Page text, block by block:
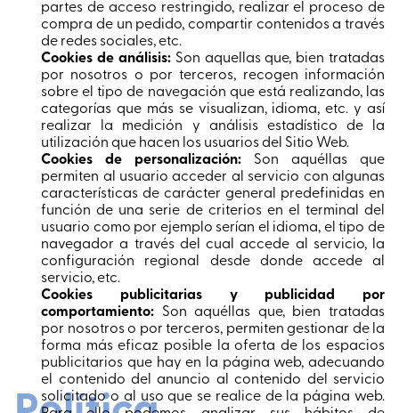
partes de acceso restringido, realizar el proceso de
compra de un pedido, compartir contenidos a través
de redes sociales, etc.
Cookies de análisis:Son aquellas que, bien tratadas
por nosotros o por terceros, recogen información
sobre el tipo de navegación que está realizando, las
categorías que más se visualizan, idioma, etc. y así
realizar la medición y análisis estadístico de la
utilización que hacen los usuarios del Sitio Web.
Cookies de personalización: Son aquéllas que
permiten al usuario acceder al servicio con algunas
características de carácter general predefinidas en
función de una serie de criterios en el terminal del
usuario como por ejemplo serían el idioma, el tipo de
navegador a través del cual accede al servicio, la
configuración regional desde donde accede al
servicio, etc.
Cookies publicitarias y publicidad por
comportamiento: Son aquéllas que, bien tratadas
por nosotros o por terceros, permiten gestionar de la
forma más eficaz posible la oferta de los espacios
publicitarios que hay en la página web, adecuando
el contenido del anuncio al contenido del servicio
solicitado o al uso que se realice de la página web.